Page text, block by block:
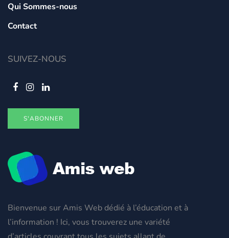
Bienvenue sur Amis Web dédié à l’éducation et à
l’information ! Ici, vous trouverez une variété
Qui Sommes-nous
Contact
SUIVEZ-NOUS
S'ABONNER